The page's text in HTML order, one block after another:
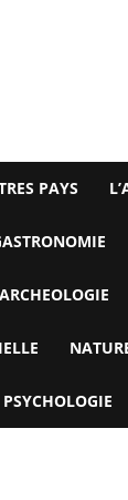
PAYS
ARCHEOLOGIE
PSYCHOLOGIE